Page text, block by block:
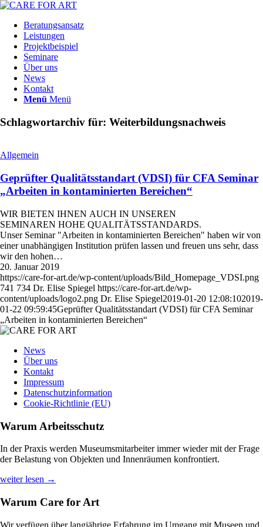
Beratungsansatz
Leistungen
Projektbeispiel
Seminare
Über uns
News
Kontakt
Menü Menü
Schlagwortarchiv für: Weiterbildungsnachweis
Allgemein
Geprüfter Qualitätsstandart (VDSI) für CFA Seminar
„Arbeiten in kontaminierten Bereichen“
WIR BIETEN IHNEN AUCH IN UNSEREN
SEMINAREN HOHE QUALITÄTSSTANDARDS.
Unser Seminar "Arbeiten in kontaminierten Bereichen" haben wir von
einer unabhängigen Institution prüfen lassen und freuen uns sehr, dass
wir den hohen…
20. Januar 2019
https://care-for-art.de/wp-content/uploads/Bild_Homepage_VDSI.png
741 734 Dr. Elise Spiegel https://care-for-art.de/wp-
content/uploads/logo2.png Dr. Elise Spiegel2019-01-20 12:08:102019-
01-22 09:59:45Geprüfter Qualitätsstandart (VDSI) für CFA Seminar
„Arbeiten in kontaminierten Bereichen“
News
Über uns
Kontakt
Impressum
Datenschutzinformation
Cookie-Richtlinie (EU)
Warum Arbeitsschutz
In der Praxis werden Museumsmitarbeiter immer wieder mit der Frage
der Belastung von Objekten und Innenräumen konfrontiert.
weiter lesen →
Warum Care for Art
Wir verfügen über langjährige Erfahrung im Umgang mit Museen und